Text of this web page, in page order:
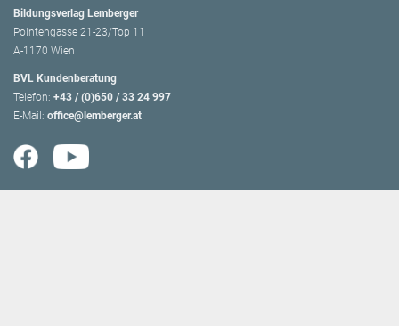
Bildungsverlag Lemberger
Pointengasse 21-23/Top 11
A-1170 Wien
BVL Kundenberatung
Telefon: +43 / (0)650 / 33 24 997
E-Mail: office@lemberger.at